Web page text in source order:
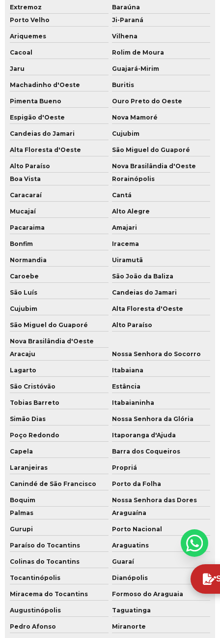
Extremoz
Baraúna
Porto Velho
Ji-Paraná
Ariquemes Vilhena
Cacoal Rolim de Moura
Jaru Guajará-Mirim
Machadinho d'Oeste Buritis
Pimenta Bueno Ouro Preto do Oeste
Espigão d'Oeste Nova Mamoré
Candeias do Jamari Cujubim
Alta Floresta d'Oeste São Miguel do Guaporé
Alto Paraíso
Nova Brasilândia d'Oeste
Boa Vista
Rorainópolis
Caracaraí Cantá
Mucajaí Alto Alegre
Pacaraima Amajari
Bonfim Iracema
Normandia Uiramutã
Caroebe São João da Baliza
São Luís Candeias do Jamari
Cujubim Alta Floresta d'Oeste
São Miguel do Guaporé Alto Paraíso
Nova Brasilândia d'Oeste
Aracaju
Nossa Senhora do Socorro
Lagarto Itabaiana
São Cristóvão Estância
Tobias Barreto Itabaianinha
Simão Dias Nossa Senhora da Glória
Poço Redondo Itaporanga d'Ajuda
Capela Barra dos Coqueiros
Laranjeiras Propriá
Canindé de São Francisco Porto da Folha
Boquim
Nossa Senhora das Dores
Palmas
Araguaína
Gurupi Porto Nacional
Paraíso do Tocantins Araguatins
Colinas do Tocantins Guaraí
Tocantinópolis Dianópolis
Miracema do Tocantins Formoso do Araguaia
Augustinópolis Taguatinga
Pedro Afonso Miranorte